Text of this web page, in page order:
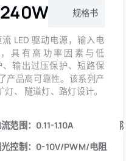
系列
规格书
LED 驱动电源，输入电
具有高功率因素与低
输出过压保护、短路保
产品高可靠性。该系列产
、 隧道灯、路灯设计。
范围：0.11-1.10A
控制：0-10V/PWM/电阻